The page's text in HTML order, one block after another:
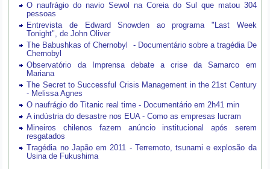
O naufrágio do navio Sewol na Coreia do Sul que matou 304
pessoas
Entrevista de Edward Snowden ao programa "Last Week
Tonight", de John Oliver
The Babushkas of Chernobyl - Documentário sobre a tragédia De
Chernobyl
Observatório da Imprensa debate a crise da Samarco em
Mariana
The Secret to Successful Crisis Management in the 21st Century
- Melissa Agnes
O naufrágio do Titanic real time - Documentário em 2h41 min
A indústria do desastre nos EUA - Como as empresas lucram
Mineiros chilenos fazem anúncio institucional após serem
resgatados
Tragédia no Japão em 2011 - Terremoto, tsunami e explosão da
Usina de Fukushima